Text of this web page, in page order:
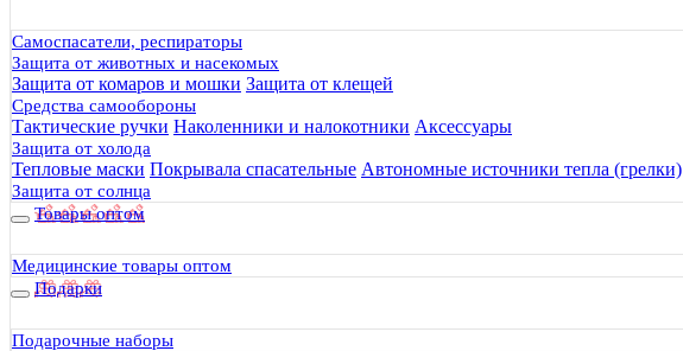
Самоспасатели, респираторы
Защита от животных и насекомых
Защита от комаров и мошки Защита от клещей
Средства самообороны
Тактические ручки Наколенники и налокотники Аксессуары
Защита от холода
Тепловые маски Покрывала спасательные Автономные источники тепла (грелки)
Защита от солнца
Товары оптом
Медицинские товары оптом
Подарки
Подарочные наборы
Картофельное пюре с грибами Cabra Montana Кабра Монтана 70 г
Сытный и вкусный обед для любителей туризма и активного отдыха
290 руб.
217.5 руб.
25% Скидка